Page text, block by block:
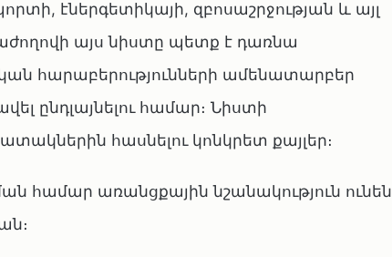
էներգետիկայի, զբոսաշրջության և այլ
այս նիստը պետք է դառնա
հարաբերությունների ամենատարբեր
ընդլայնելու համար։ Նիստի
հասնելու կոնկրետ քայլեր։
համար առանցքային նշանակություն ունեն